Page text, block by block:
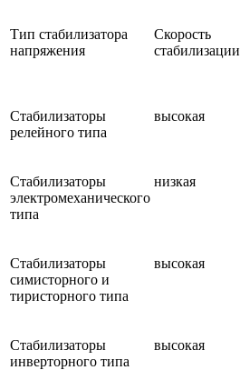
Тип стабилизатора
напряжения
Скорость
стабилизации
Стабилизаторы
релейного типа
высокая
Стабилизаторы
электромеханического
типа
низкая
Стабилизаторы
симисторного и
тиристорного типа
высокая
Стабилизаторы
инверторного типа
высокая